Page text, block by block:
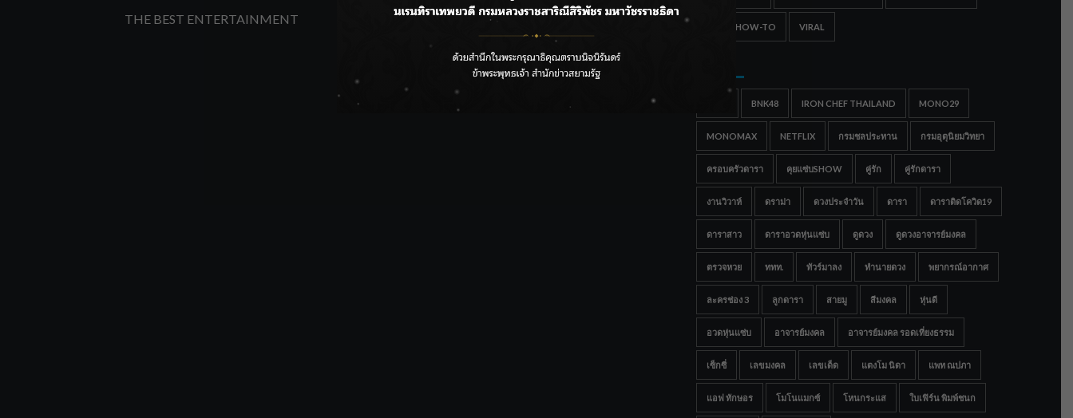
THE BEST ENTERTAINMENT
‘แมน การิน’ แชร์ความเชื่อชวนคิด! “อยากกินอะไรหลังจาก
ลาโลกนี้ ให้ใส่บาตรสิ่งนั้นไว้ตอนยังมีชีวิต”
ราชเลขานุการในพระองค์ฯ ติดตามโครงการหุบกะพง–ห้วย
ทรายใต้ เสริมความมั่นคงน้ำเพชรบุรี
TIPS & HOW-TO VIRAL
BNK48 IRON CHEF THAILAND MONO29
MONOMAX NETFLIX กรมชลประทาน กรมอุตุนิยมวิทยา
ครอบครัวดารา คุยแซ่บSHOW คู่รัก คู่รักดารา
งานวิวาห์ ดราม่า ดวงประจำวัน ดารา ดาราติดโควิด19
ดาราสาว ดาราอวดหุ่นแซ่บ ดูดวง ดูดวงอาจารย์มงคล
ตรวจหวย ททท. ทัวร์มาลง ทำนายดวง พยากรณ์อากาศ
ละครช่อง 3 ลูกดารา สายมู สีมงคล หุ่นดี
อวดหุ่นแซ่บ อาจารย์มงคล อาจารย์มงคล รอดเที่ยงธรรม
เซ็กซี่ เลขมงคล เลขเด็ด แตงโม นิดา แพท ณปภา
แอฟ ทักษอร โมโนแมกซ์ โหนกระแส ใบเฟิร์น พิมพ์ชนก